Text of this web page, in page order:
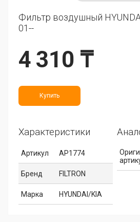
Фильтр воздушный
01--
4 310 ₸
Купить
Характеристики
Артикул AP1774
Бренд FILTRON
Марка HYUNDAI/KIA